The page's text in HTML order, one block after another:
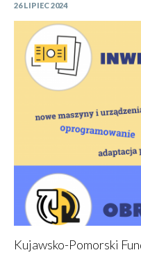
26 LIPIEC 2024
Kujawsko-Pomorski